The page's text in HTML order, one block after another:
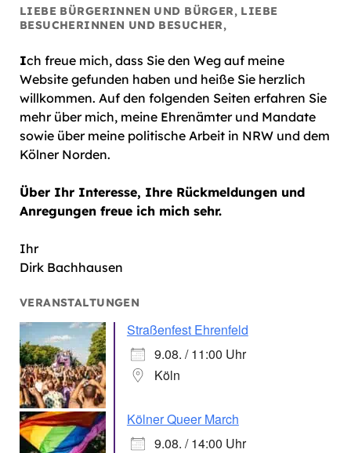
LIEBE BÜRGERINNEN UND BÜRGER, LIEBE
BESUCHERINNEN UND BESUCHER,
Ich freue mich, dass Sie den Weg auf meine
Website gefunden haben und heiße Sie herzlich
willkommen. Auf den folgenden Seiten erfahren Sie
mehr über mich, meine Ehrenämter und Mandate
sowie über meine politische Arbeit in NRW und dem
Kölner Norden.
Über Ihr Interesse, Ihre Rückmeldungen und
Anregungen freue ich mich sehr.
Ihr
Dirk Bachhausen
VERANSTALTUNGEN
Straßenfest Ehrenfeld
9.08. / 11:00 Uhr
Köln
Kölner Queer March
9.08. / 14:00 Uhr